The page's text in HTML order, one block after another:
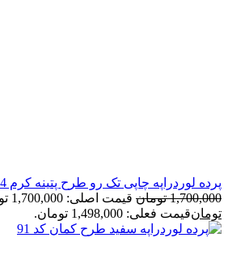
لوردراپه چاپی تک رو طرح پتینه کرم 1534
تومان قیمت اصلی: 1,700,000 تومان بود.
قیمت فعلی: 1,498,000 تومان.